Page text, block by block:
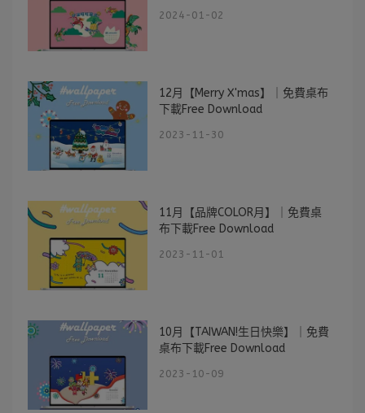
2024-01-02
12月【Merry X'mas】｜免費桌布
下載Free Download
2023-11-30
11月【品牌COLOR月】｜免費桌
布下載Free Download
2023-11-01
10月【TAIWAN!生日快樂】｜免費
桌布下載Free Download
2023-10-09